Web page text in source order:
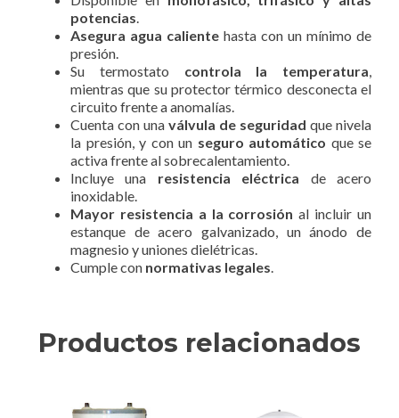
potencias.
Asegura agua caliente hasta con un mínimo de
presión.
Su termostato controla la temperatura,
mientras que su protector térmico desconecta el
circuito frente a anomalías.
Cuenta con una válvula de seguridad que nivela
la presión, y con un seguro automático que se
activa frente al sobrecalentamiento.
Incluye una resistencia eléctrica de acero
inoxidable.
Mayor resistencia a la corrosión al incluir un
estanque de acero galvanizado, un ánodo de
magnesio y uniones dielétricas.
Cumple con normativas legales.
Productos relacionados